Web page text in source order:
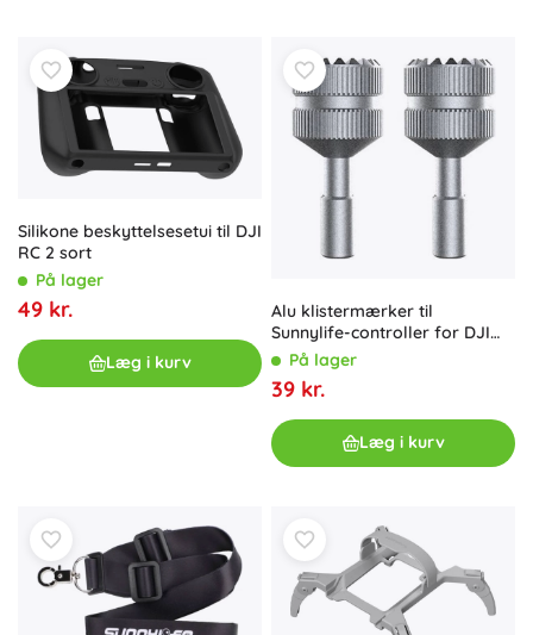
Silikone beskyttelsesetui til DJI
RC 2 sort
På lager
49 kr.
Læg i kurv
Alu klistermærker til
Sunnylife-controller for DJI
RC MM3-YG393 (sølv)
På lager
39 kr.
Læg i kurv